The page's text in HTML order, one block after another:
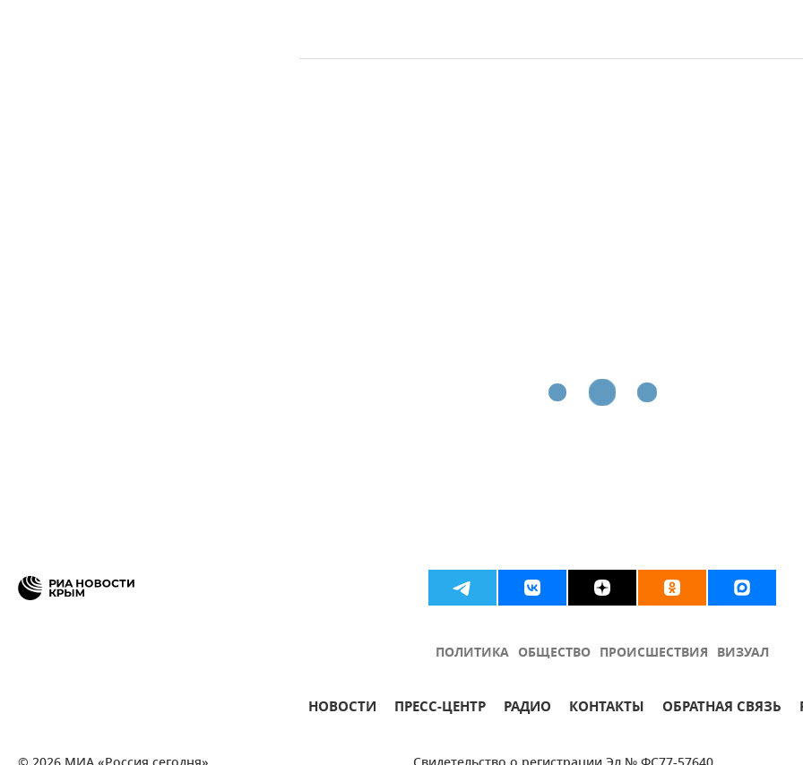
ПОЛИТИКА ОБЩЕСТВО ПРОИСШЕСТВИЯ ВИЗУАЛ
НОВОСТИ ПРЕСС-ЦЕНТР РАДИО КОНТАКТЫ ОБРАТНАЯ СВЯЗЬ